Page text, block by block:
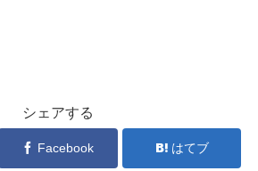
シェアする
Facebook はてブ